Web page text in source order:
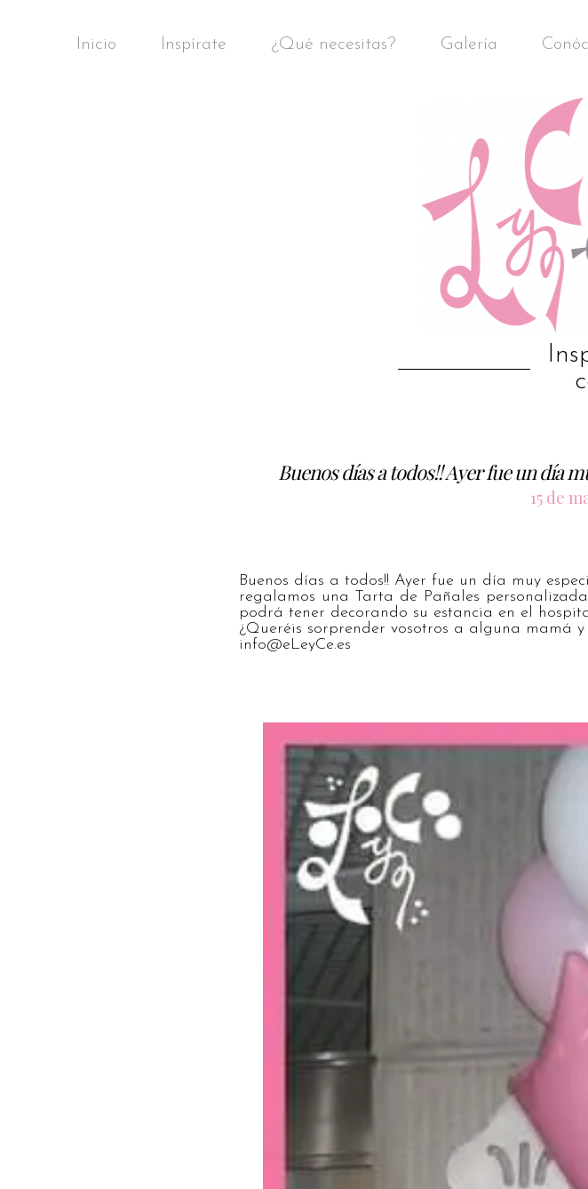
Inicio Inspírate ¿Qué necesitas? Galería
Buenos días a todos!! Ayer fue un día
15 de
Buenos días a todos!! Ayer fue un día muy
regalamos una Tarta de Pañales
podrá tener decorando su estancia en el
¿Queréis sorprender vosotros a alguna mamá y
info@eLeyCe.es